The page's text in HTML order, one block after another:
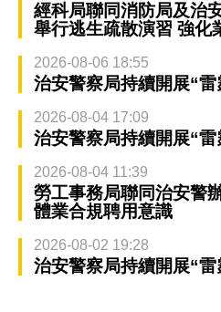
經科局聯同消防局及治
舉行逃生疏散演習 強化
2026-08-06 18:55
治安警察局持續開展“
2026-08-04 17:09
治安警察局持續開展“
2026-08-04 11:39
勞工事務局聯同治安警
體業合規聘用意識
2026-08-02 19:28
治安警察局持續開展“